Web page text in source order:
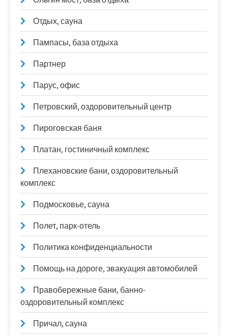
Отдых, сауна
Пампасы, база отдыха
Партнер
Парус, офис
Петровский, оздоровительный центр
Пироговская баня
Платан, гостиничный комплекс
Плехановские бани, оздоровительный
комплекс
Подмосковье, сауна
Полет, парк-отель
Политика конфиденциальности
Помощь на дороге, эвакуация автомобилей
Правобережные бани, банно-
оздоровительный комплекс
Причал, сауна